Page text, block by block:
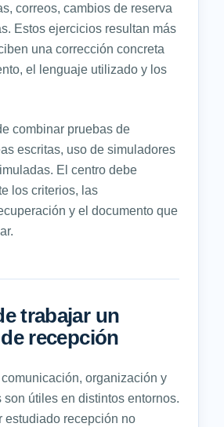
correos, cambios de reserva
Estos ejercicios resultan más
una corrección concreta
el lenguaje utilizado y los
combinar pruebas de
escritas, uso de simuladores
El centro debe
los criterios, las
y el documento que
trabajar un
recepción
organización y
útiles en distintos entornos.
estudiado recepción no